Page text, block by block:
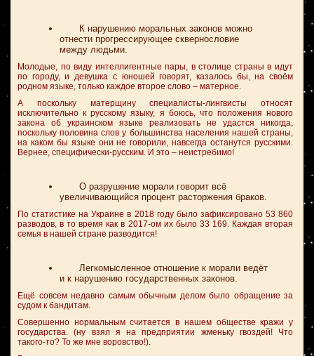
К нарушению моральных законов можно
отнести прогрессирующее сквернословие
между людьми.
Молодые, по виду интеллигентные пары, в столице страны в идут
по городу, и девушка с юношей говорят, казалось бы, на своём
родном языке, только каждое второе слово – матерное.
А поскольку матерщину специалисты-лингвисты относят
исключительно к русскому языку, я боюсь, что положения нового
закона об украинском языке реализовать не удастся никогда,
поскольку половина слов у большинства населения нашей страны,
на каком бы языке они не говорили, навсегда останутся русскими.
Вернее, специфически-русским. И это – неистребимо!
О разрушение морали говорит всё
увеличивающийся процент расторжения браков.
По статистике на Украине в 2018 году было зафиксировано 53 860
разводов, в то время как в 2017-ом их было 33 169. Каждая вторая
семья в нашей стране разводится!
Легкомысленное отношение к морали ведёт
и к нарушению государственных законов.
Ещё совсем недавно самым обычным делом было обращение за
судом к бандитам.
Совершенно нормальным считается в нашем обществе кражи у
государства. (ну взял я на предприятии жменьку гвоздей! Что
такого-то? То же мне воровство!).